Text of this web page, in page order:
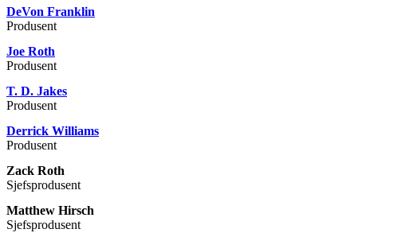
DeVon Franklin
Produsent
Joe Roth
Produsent
T. D. Jakes
Produsent
Derrick Williams
Produsent
Zack Roth
Sjefsprodusent
Matthew Hirsch
Sjefsprodusent